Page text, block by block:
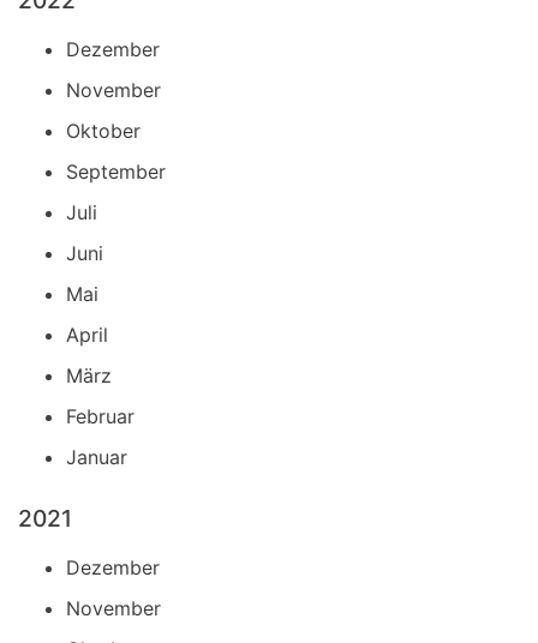
Dezember
November
Oktober
September
Juli
Juni
Mai
April
März
Februar
Januar
2021
Dezember
November